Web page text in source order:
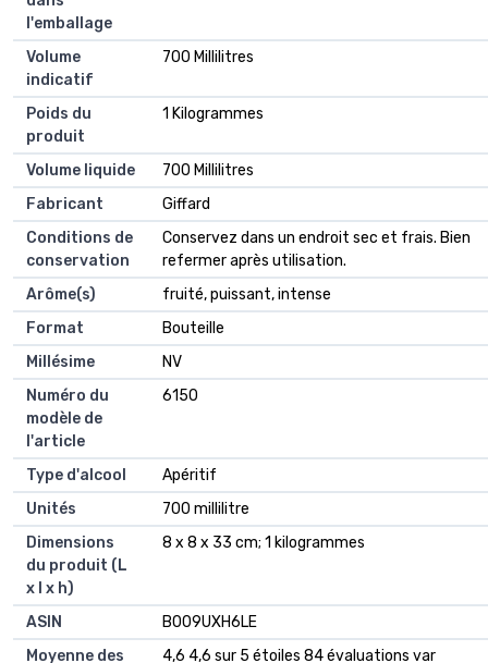
l'emballage
Volume
indicatif
‎700 Millilitres
Poids du
produit
‎1 Kilogrammes
Volume liquide
‎700 Millilitres
Fabricant
‎Giffard
Conditions de
conservation
‎Conservez dans un endroit sec et frais. Bien
refermer après utilisation.
Arôme(s)
‎fruité, puissant, intense
Format
‎Bouteille
Millésime
‎NV
Numéro du
modèle de
l'article
‎6150
Type d'alcool
‎Apéritif
Unités
‎700 millilitre
Dimensions
du produit (L
x l x h)
‎8 x 8 x 33 cm; 1 kilogrammes
ASIN
B009UXH6LE
Moyenne des
4,6 4,6 sur 5 étoiles 84 évaluations var